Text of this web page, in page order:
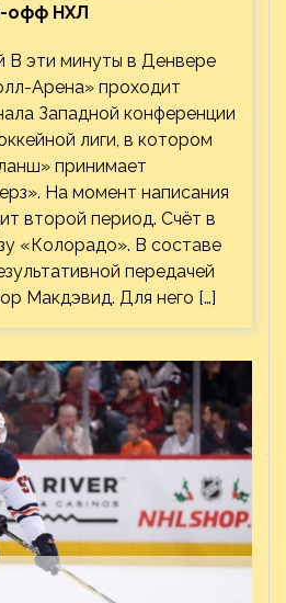
офф НХЛ
В эти минуты в Денвере
Арена» проходит
Западной конференции
лиги, в котором
принимает
На момент написания
второй период. Счёт в
«Колорадо». В составе
передачей
Макдэвид. Для него […]